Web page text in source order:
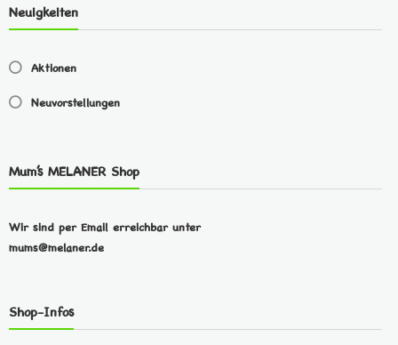
Neuigkeiten
Aktionen
Neuvorstellungen
Mum’s MELANER Shop
Wir sind per Email erreichbar unter
mums@melaner.de
Shop-Infos